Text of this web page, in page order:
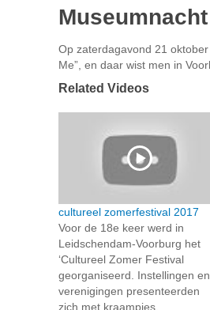
Op zaterdagavond 21
Me”, en daar wist men in
Related Videos
cultureel zomerfestival 2017
Voor de 18e keer werd in
Leidschendam-Voorburg het
‘Cultureel Zomer Festival
georganiseerd. Instellingen en
verenigingen presenteerden
zich met kraampjes,